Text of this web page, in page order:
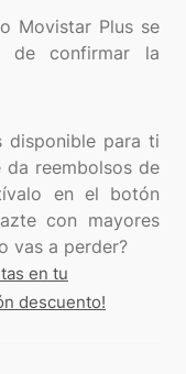
Movistar Plus se
de confirmar la
disponible para ti
reembolsos de
en el botón
con mayores
en tu
descuento!